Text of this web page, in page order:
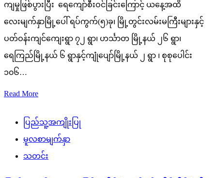
ကျမှုဖြစ်ပွားပြီး ရေကျော်စီးဝင်ခြင်းကြောင့် ယနေ့အထိ
လေးမျက်နှာမြို့ပေါ် ရပ်ကွက်(၅)ခု၊ မြို့တွင်းလမ်းမကြီးများနှင့်
ပတ်ဝန်းကျင်ကျေးရွာ ၇၂ ရွာ၊ ဟင်္သာတ မြို့နယ် ၂၆ ရွာ၊
ရေကြည်မြို့နယ် ၆ ရွာနှင့်ကျုံပျော်မြို့နယ် ၂ ရွာ ၊ စုစုပေါင်း
၁၀၆…
Read More
ပြည်သူ့အကျိုးပြု
မူလစာမျက်နှာ
သတင်း